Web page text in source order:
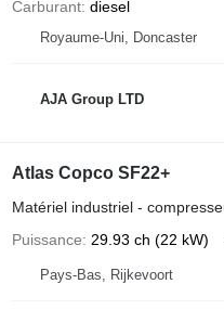
Carburant diesel
Royaume-Uni, Doncaster
AJA Group LTD
Atlas Copco SF22+
Matériel industriel -
Puissance
29.93 ch (22 kW)
Pays-Bas, Rijkevoort